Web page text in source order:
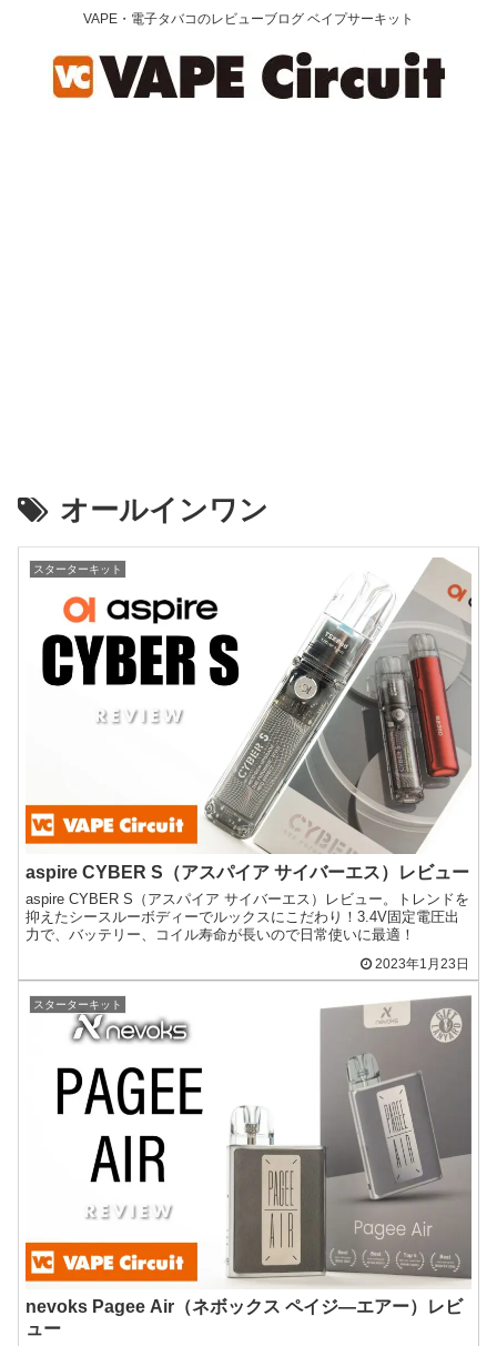
VAPE・電子タバコのレビューブログ ベイプサーキット
オールインワン
スターターキット
aspire CYBER S（アスパイア サイバーエス）レビュー
aspire CYBER S（アスパイア サイバーエス）レビュー。トレンドを
抑えたシースルーボディーでルックスにこだわり！3.4V固定電圧出
力で、バッテリー、コイル寿命が長いので日常使いに最適！
2023年1月23日
スターターキット
nevoks Pagee Air（ネボックス ペイジ―エアー）レビ
ュー